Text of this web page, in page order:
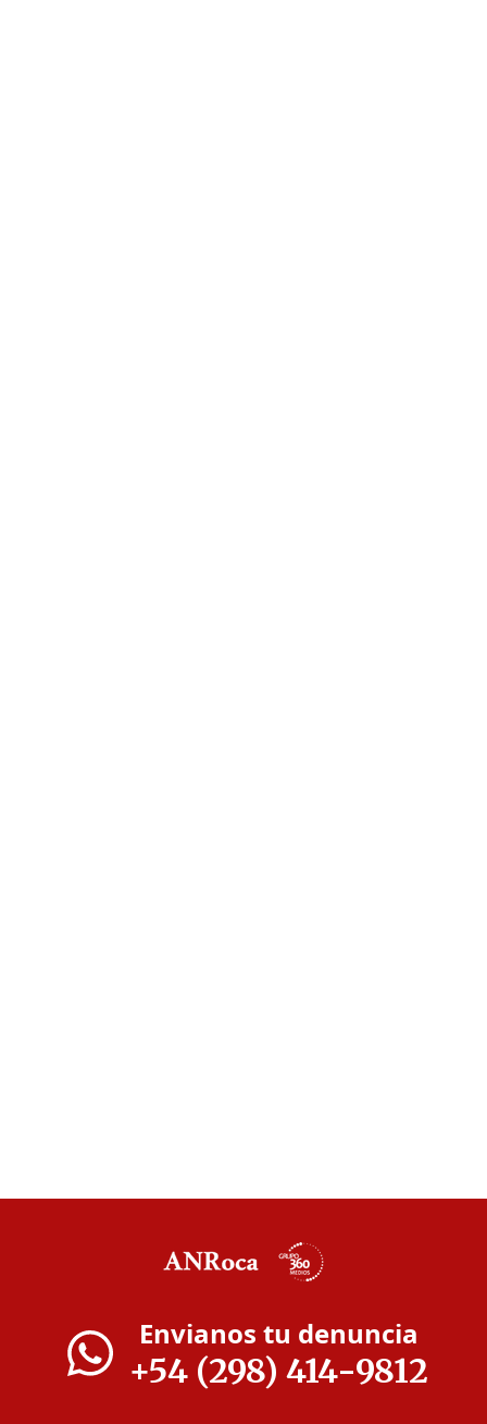
Envianos tu denuncia
+54 (298) 414-9812